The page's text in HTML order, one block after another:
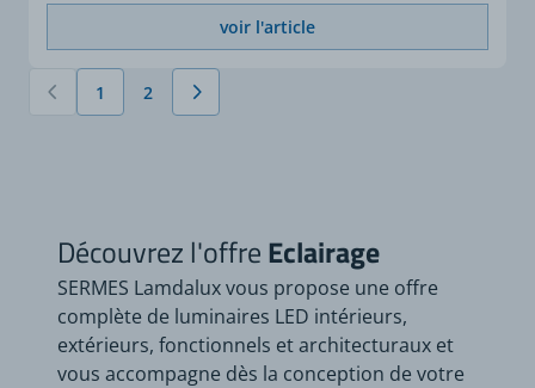
voir l'article
Vous lisez actuellement la page
1 Page
2
Découvrez l'offreEclairage
SERMES Lamdalux vous propose une offre
complète de luminaires LED intérieurs,
extérieurs, fonctionnels et architecturaux et
vous accompagne dès la conception de votre